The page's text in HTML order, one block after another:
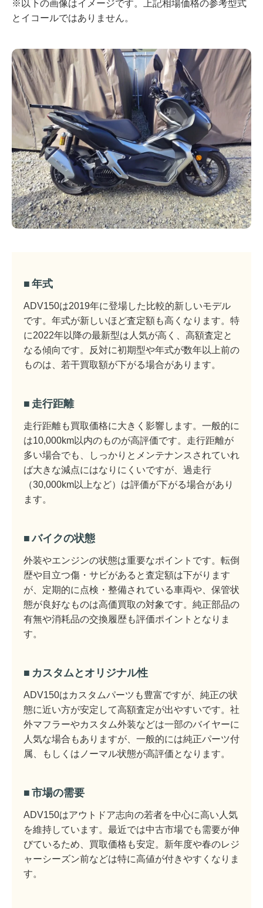
※以下の画像はイメージです。上記相場価格の参考型式
とイコールではありません。
年式
ADV150は2019年に登場した比較的新しいモデル
です。年式が新しいほど査定額も高くなります。特
に2022年以降の最新型は人気が高く、高額査定と
なる傾向です。反対に初期型や年式が数年以上前の
ものは、若干買取額が下がる場合があります。
走行距離
走行距離も買取価格に大きく影響します。一般的に
は10,000km以内のものが高評価です。走行距離が
多い場合でも、しっかりとメンテナンスされていれ
ば大きな減点にはなりにくいですが、過走行
（30,000km以上など）は評価が下がる場合があり
ます。
バイクの状態
外装やエンジンの状態は重要なポイントです。転倒
歴や目立つ傷・サビがあると査定額は下がります
が、定期的に点検・整備されている車両や、保管状
態が良好なものは高価買取の対象です。純正部品の
有無や消耗品の交換履歴も評価ポイントとなりま
す。
カスタムとオリジナル性
ADV150はカスタムパーツも豊富ですが、純正の状
態に近い方が安定して高額査定が出やすいです。社
外マフラーやカスタム外装などは一部のバイヤーに
人気な場合もありますが、一般的には純正パーツ付
属、もしくはノーマル状態が高評価となります。
市場の需要
ADV150はアウトドア志向の若者を中心に高い人気
を維持しています。最近では中古市場でも需要が伸
びているため、買取価格も安定。新年度や春のレジ
ャーシーズン前などは特に高値が付きやすくなりま
す。